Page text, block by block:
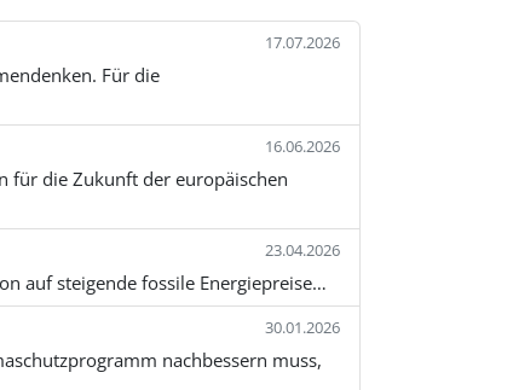
17.07.2026
Für die
16.06.2026
für die Zukunft der europäischen
23.04.2026
auf steigende fossile Energiepreise…
30.01.2026
nachbessern muss,